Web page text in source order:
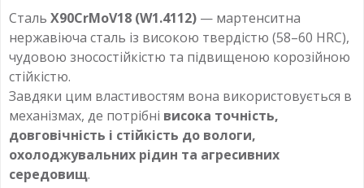
Сталь X90CrMoV18 (W1.4112) — мартенситна
нержавіюча сталь із високою твердістю (58–60 HRC),
чудовою зносостійкістю та підвищеною корозійною
стійкістю.
Завдяки цим властивостям вона використовується в
механізмах, де потрібні висока точність,
довговічність і стійкість до вологи,
охолоджувальних рідин та агресивних
середовищ.